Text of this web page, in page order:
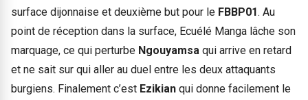
surface dijonnaise et deuxième but pour le FBBP01. Au
point de réception dans la surface, Ecuélé Manga lâche son
marquage, ce qui perturbe Ngouyamsa qui arrive en retard
et ne sait sur qui aller au duel entre les deux attaquants
burgiens. Finalement c’est Ezikian qui donne facilement le